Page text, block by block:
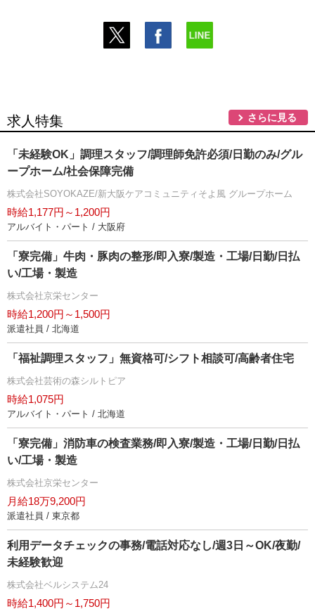
求人特集 さらに見る
「未経験OK」調理スタッフ/調理師免許必須/日勤のみ/グル
ープホーム/社会保障完備
株式会社SOYOKAZE/新大阪ケアコミュニティそよ風 グループホーム
時給1,177円～1,200円
アルバイト・パート / 大阪府
「寮完備」牛肉・豚肉の整形/即入寮/製造・工場/日勤/日払
い/工場・製造
株式会社京栄センター
時給1,200円～1,500円
派遣社員 / 北海道
「福祉調理スタッフ」無資格可/シフト相談可/高齢者住宅
株式会社芸術の森シルトピア
時給1,075円
アルバイト・パート / 北海道
「寮完備」消防車の検査業務/即入寮/製造・工場/日勤/日払
い/工場・製造
株式会社京栄センター
月給18万9,200円
派遣社員 / 東京都
利用データチェックの事務/電話対応なし/週3日～OK/夜勤/
未経験歓迎
株式会社ベルシステム24
時給1,400円～1,750円